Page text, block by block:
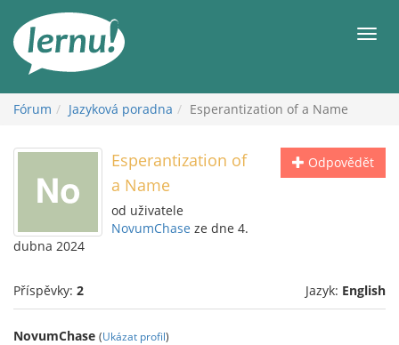
obsahu
Fórum Jazyková poradna Esperantization of a Name
Odpovědět
Esperantization of
a Name
od uživatele
NovumChase ze dne 4.
dubna 2024
Příspěvky: 2 Jazyk: English
NovumChase (Ukázat profil)